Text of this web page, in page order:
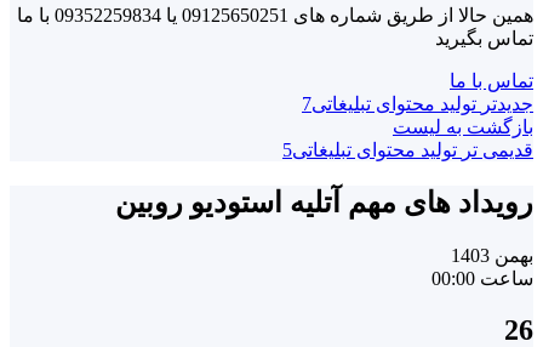
همین حالا از طریق شماره های 09125650251 یا 09352259834 با ما
تماس بگیرید
تماس با ما
جدیدتر تولید محتوای تبلیغاتی7
بازگشت به لیست
قدیمی تر تولید محتوای تبلیغاتی5
رویداد های مهم آتلیه استودیو روبین
بهمن 1403
ساعت 00:00
26